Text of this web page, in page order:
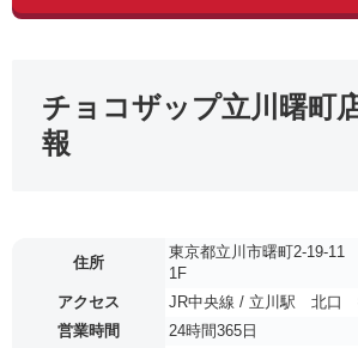
チョコザップ立川曙町
報
住所
東京都立川市曙町2-19-
1F
アクセス
JR中央線 / 立川駅 北口
営業時間
24時間365日